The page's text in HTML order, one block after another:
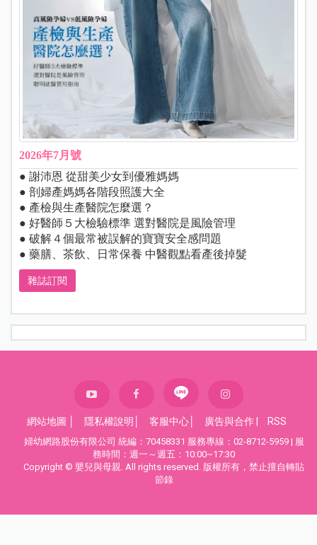
2026年7月號
● 謝沛恩 從甜美少女到優雅媽媽
● 剖婦產媽媽各階段照護大全
● 產檢與生產醫院怎麼選？
● 好醫師５大檢驗標準 選對醫院是風險管理
● 破解４個最常被誤解的寶寶安全感問題
● 藥膳、茶飲、日常保養 中醫觀點看產後掉髮
雜誌訂閱
網站地圖 隱私權說明 客服中心 廣告與合作| RSS
婦幼網路股份有限公司 統編：70458331 服務專線：02-8712-5959 | 服
務時間：週一～週五：10:00~17:30
Copyright © 嬰兒與母親. All rights reserved. 版權所有，禁止擅自轉貼
節錄